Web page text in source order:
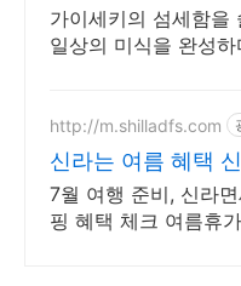
점
가이세키의 섬세함을
일상의 미식을 완성하
http://m.shilladfs.com
신라는 여름 혜택
쇼핑
7월 여행 준비, 신라
핑 혜택 체크 여름휴